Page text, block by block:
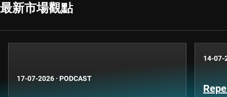
最新市場觀點
17-07-2026 · PODCAST
14-07-